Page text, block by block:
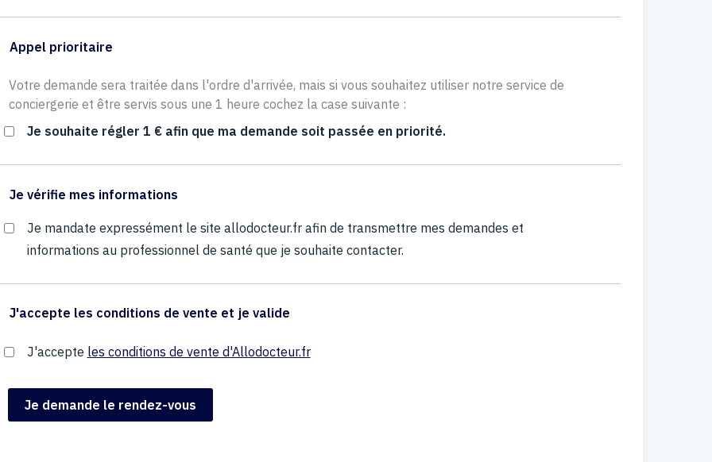
Appel prioritaire
Votre demande sera traitée dans l'ordre d'arrivée, mais si vous souhaitez utiliser notre service de
conciergerie et être servis sous une 1 heure cochez la case suivante :
Je souhaite régler 1 € afin que ma demande soit passée en priorité.
Je vérifie mes informations
Je mandate expressément le site allodocteur.fr afin de transmettre mes demandes et
informations au professionnel de santé que je souhaite contacter.
J'accepte les conditions de vente et je valide
J'accepte les conditions de vente d'Allodocteur.fr